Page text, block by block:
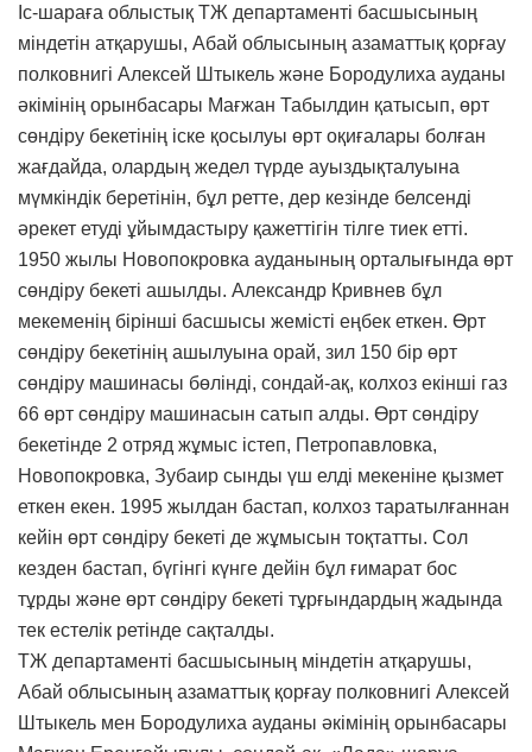
Іс-шараға облыстық ТЖ департаменті басшысының
міндетін атқарушы, Абай облысының азаматтық қорғау
полковнигі Алексей Штыкель және Бородулиха ауданы
әкімінің орынбасары Мағжан Табылдин қатысып, өрт
сөндіру бекетінің іске қосылуы өрт оқиғалары болған
жағдайда, олардың жедел түрде ауыздықталуына
мүмкіндік беретінін, бұл ретте, дер кезінде белсенді
әрекет етуді ұйымдастыру қажеттігін тілге тиек етті.
1950 жылы Новопокровка ауданының орталығында өрт
сөндіру бекеті ашылды. Александр Кривнев бұл
мекеменің бірінші басшысы жемісті еңбек еткен. Өрт
сөндіру бекетінің ашылуына орай, зил 150 бір өрт
сөндіру машинасы бөлінді, сондай-ақ, колхоз екінші газ
66 өрт сөндіру машинасын сатып алды. Өрт сөндіру
бекетінде 2 отряд жұмыс істеп, Петропавловка,
Новопокровка, Зубаир сынды үш елді мекеніне қызмет
еткен екен. 1995 жылдан бастап, колхоз таратылғаннан
кейін өрт сөндіру бекеті де жұмысын тоқтатты. Сол
кезден бастап, бүгінгі күнге дейін бұл ғимарат бос
тұрды және өрт сөндіру бекеті тұрғындардың жадында
тек естелік ретінде сақталды.
ТЖ департаменті басшысының міндетін атқарушы,
Абай облысының азаматтық қорғау полковнигі Алексей
Штыкель мен Бородулиха ауданы әкімінің орынбасары